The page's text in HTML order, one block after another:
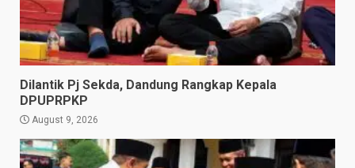
Dilantik Pj Sekda, Dandung Rangkap Kepala
DPUPRPKP
August 9, 2026